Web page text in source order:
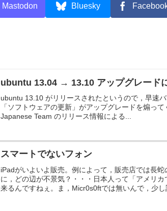
Mastodon Bluesky
ubuntu 13.04 → 13.10 アップグレード
ubuntu 13.10 がリリースされたというので，早速
「ソフトウェアの更新」がアップグレードを煽っ
Japanese Team のリリース情報による...
スマートでないフォン
iPadがいよいよ販売。例によって，販売店では長
に，どの辺が不景気？・・・日本人って「アメリ
来るんですねぇ。ま，Micr0s0ftでは無いんで，少し